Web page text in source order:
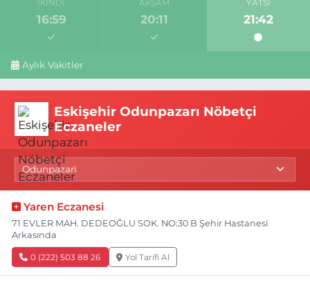
İKINDI
16:59
AKŞAM
20:11
YATSI
21:42
Aylık Vakitler
Eskişehir Odunpazarı Nöbetçi
Eczaneler
Yaren Eczanesi
71 EVLER MAH. DEDEOĞLU SOK. NO:30 B Şehir Hastanesi
Arkasında
0 (222) 503 88 26 Yol Tarifi Al